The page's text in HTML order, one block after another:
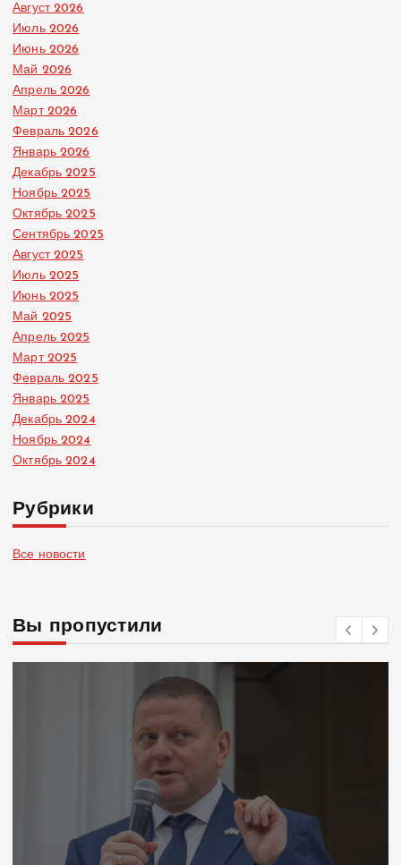
Август 2026
Июль 2026
Июнь 2026
Май 2026
Апрель 2026
Март 2026
Февраль 2026
Январь 2026
Декабрь 2025
Ноябрь 2025
Октябрь 2025
Сентябрь 2025
Август 2025
Июль 2025
Июнь 2025
Май 2025
Апрель 2025
Март 2025
Февраль 2025
Январь 2025
Декабрь 2024
Ноябрь 2024
Октябрь 2024
Рубрики
Все новости
Вы пропустили